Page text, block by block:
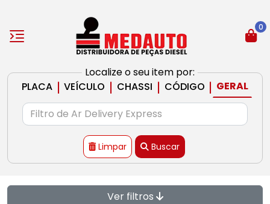
Localize o seu item por:
PLACA | VEÍCULO | CHASSI | CÓDIGO | GERAL
Limpar Buscar
0
Ver filtros